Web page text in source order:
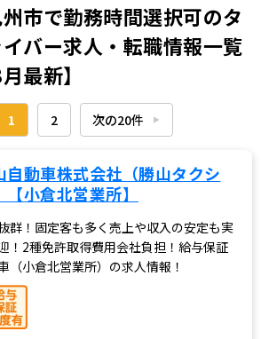
市で勤務時間選択可のタ
バー求人・転職情報一覧
最新】
1 2 次の20件 ▶︎
自動車株式会社（勝山タクシ
【小倉北営業所】
群！固定客も多く売上や収入の安定も実
！2種免許取得費用会社負担！給与保証
（小倉北営業所）の求人情報！